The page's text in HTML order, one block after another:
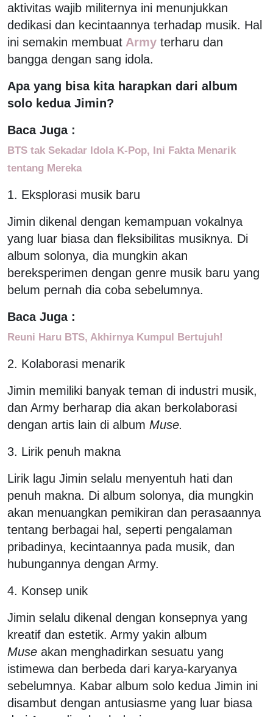
aktivitas wajib militernya ini menunjukkan
dedikasi dan kecintaannya terhadap musik. Hal
ini semakin membuat Army terharu dan
bangga dengan sang idola.
Apa yang bisa kita harapkan dari album
solo kedua Jimin?
Baca Juga :
BTS tak Sekadar Idola K-Pop, Ini Fakta Menarik
tentang Mereka
1. Eksplorasi musik baru
Jimin dikenal dengan kemampuan vokalnya
yang luar biasa dan fleksibilitas musiknya. Di
album solonya, dia mungkin akan
bereksperimen dengan genre musik baru yang
belum pernah dia coba sebelumnya.
Baca Juga :
Reuni Haru BTS, Akhirnya Kumpul Bertujuh!
2. Kolaborasi menarik
Jimin memiliki banyak teman di industri musik,
dan Army berharap dia akan berkolaborasi
dengan artis lain di album Muse.
3. Lirik penuh makna
Lirik lagu Jimin selalu menyentuh hati dan
penuh makna. Di album solonya, dia mungkin
akan menuangkan pemikiran dan perasaannya
tentang berbagai hal, seperti pengalaman
pribadinya, kecintaannya pada musik, dan
hubungannya dengan Army.
4. Konsep unik
Jimin selalu dikenal dengan konsepnya yang
kreatif dan estetik. Army yakin album
Muse akan menghadirkan sesuatu yang
istimewa dan berbeda dari karya-karyanya
sebelumnya. Kabar album solo kedua Jimin ini
disambut dengan antusiasme yang luar biasa